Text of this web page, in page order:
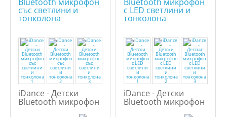
iDance - Детски
Bluetooth микрофон
със светлини и
iDance - Детски
Bluetooth микрофон
с LED светлини и